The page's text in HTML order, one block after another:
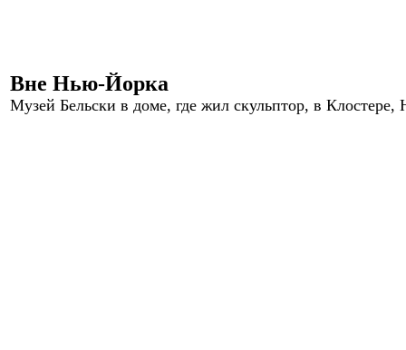
Вне Нью-Йорка
Музей Бельски в доме, где жил скульптор, в